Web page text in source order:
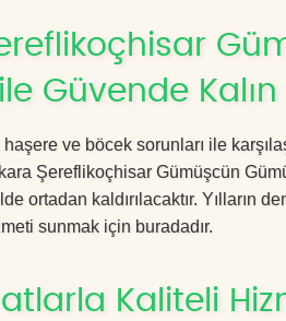
Güvende Kalın
ve böcek sorunları ile
Şereflikoçhisar Gümüşcün
ortadan kaldırılacaktır. Yılların
sunmak için buradadır.
Kaliteli